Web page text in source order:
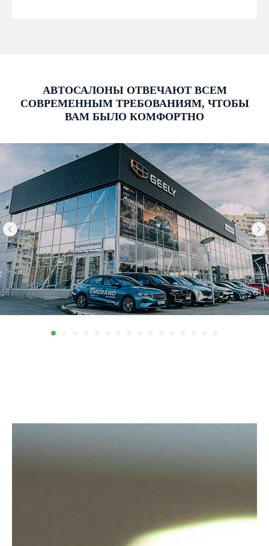
АВТОСАЛОНЫ ОТВЕЧАЮТ ВСЕМ
СОВРЕМЕННЫМ ТРЕБОВАНИЯМ, ЧТОБЫ
ВАМ БЫЛО КОМФОРТНО